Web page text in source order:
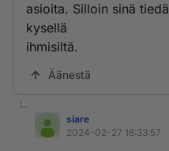
asioita. Silloin sinä
kysellä
ihmisiltä.
Äänestä
siare
2024-02-27 16:33:57